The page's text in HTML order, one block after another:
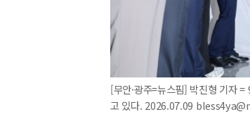
[무안·광주=뉴스핌] 박진형 기자
고 있다. 2026.07.09